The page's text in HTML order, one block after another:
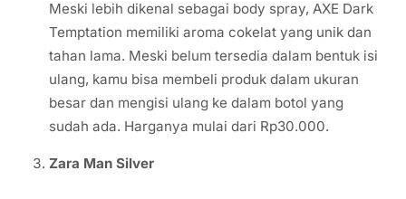
Meski lebih dikenal sebagai body spray, AXE Dark
Temptation memiliki aroma cokelat yang unik dan
tahan lama. Meski belum tersedia dalam bentuk isi
ulang, kamu bisa membeli produk dalam ukuran
besar dan mengisi ulang ke dalam botol yang
sudah ada. Harganya mulai dari Rp30.000.
Zara Man Silver